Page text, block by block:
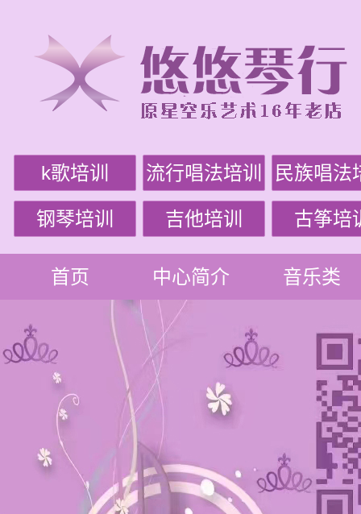
k歌培训 流行唱法培训 民族唱法
钢琴培训 吉他培训 古筝培
首页 中心简介 音乐类